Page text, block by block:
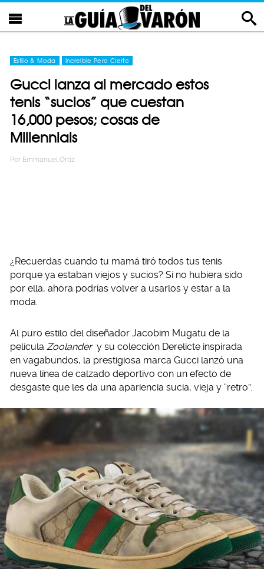
Estilo & Moda Increíble Pero Cierto
Gucci lanza al mercado estos
tenis “sucios” que cuestan
16,000 pesos; cosas de
Millennials
Por Emmanuel Ortiz
¿Recuerdas cuando tu mamá tiró todos tus tenis
porque ya estaban viejos y sucios? Si no hubiera sido
por ella, ahora podrías volver a usarlos y estar a la
moda.
Al puro estilo del diseñador Jacobim Mugatu de la
película Zoolander y su colección Derelicte inspirada
en vagabundos, la prestigiosa marca Gucci lanzó una
nueva línea de calzado deportivo con un efecto de
desgaste que les da una apariencia sucia, vieja y “retro”.